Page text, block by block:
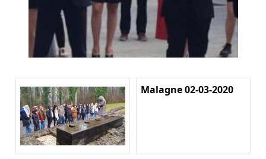
Malagne 02-03-2020